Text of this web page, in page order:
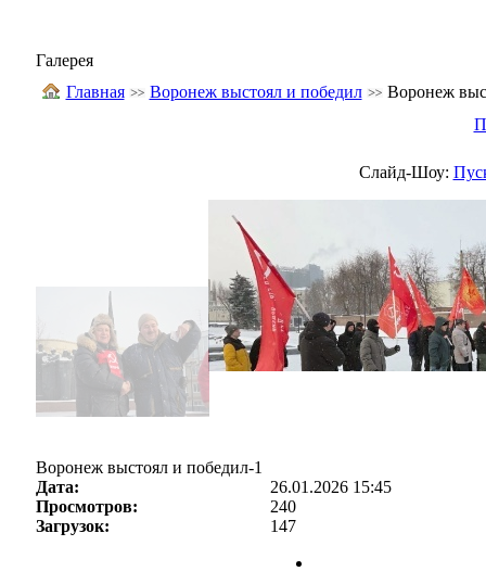
Галерея
Главная
Воронеж выстоял и победил
Воронеж
Слайд-Шоу:
Воронеж выстоял и победил-1
Дата:
26.01.2026 15:45
Просмотров:
240
Загрузок:
147